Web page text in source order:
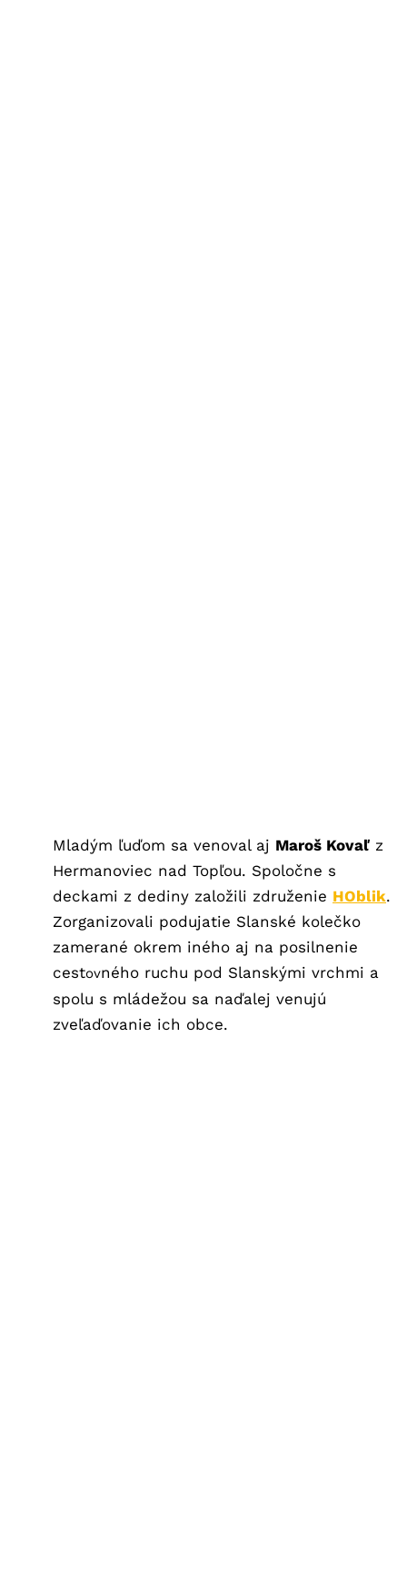
Mladým ľuďom sa venoval aj Maroš Kovaľ z
Hermanoviec nad Topľou. Spoločne s
deckami z dediny založili združenie HOblik.
Zorganizovali podujatie Slanské kolečko
zamerané okrem iného aj na posilnenie
cestovného ruchu pod Slanskými vrchmi a
spolu s mládežou sa naďalej venujú
zveľaďovanie ich obce.